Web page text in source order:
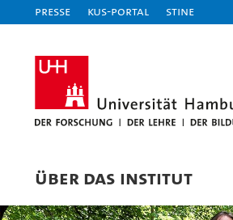
Presse KUS-Portal STiNE
ÜBER DAS INSTITUT